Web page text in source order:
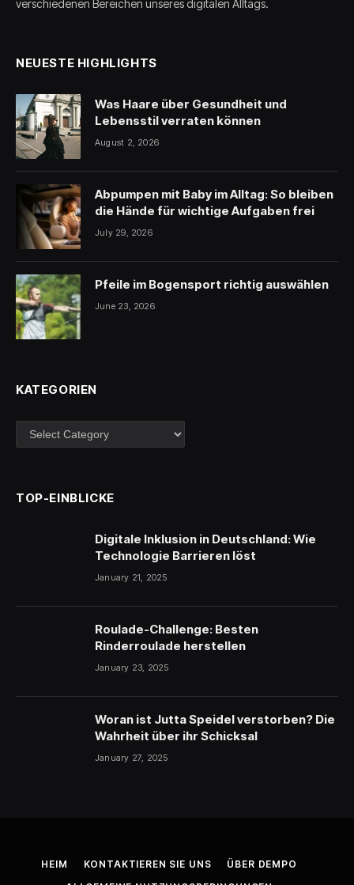
verschiedenen Bereichen unseres digitalen Alltags.
NEUESTE HIGHLIGHTS
Was Haare über Gesundheit und
Lebensstil verraten können
August 2, 2026
Abpumpen mit Baby im Alltag: So bleiben
die Hände für wichtige Aufgaben frei
July 29, 2026
Pfeile im Bogensport richtig auswählen
June 23, 2026
KATEGORIEN
Kategorien
TOP-EINBLICKE
Digitale Inklusion in Deutschland: Wie
Technologie Barrieren löst
January 21, 2025
Roulade-Challenge: Besten
Rinderroulade herstellen
January 23, 2025
Woran ist Jutta Speidel verstorben? Die
Wahrheit über ihr Schicksal
January 27, 2025
HEIM KONTAKTIEREN SIE UNS
ÜBER DEMPO